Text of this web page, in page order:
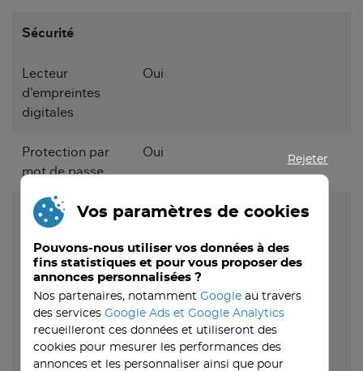
Sécurité
Lecteur
d'empreintes
digitales
Oui
Protection par
mot de passe
Oui
Protection avec
mot de passe
BIOS, Bouton marche
Certificats de
conformité
CCC, RoHS, Federal
Communications Commission
(FCC), CE, BSMI
Rejeter
Vos paramètres de cookies
Pouvons-nous utiliser vos données à des
fins statistiques et pour vous proposer des
annonces personnalisées ?
Nos partenaires, notamment Google au travers
des services Google Ads et Google Analytics
recueilleront ces données et utiliseront des
cookies pour mesurer les performances des
annonces et les personnaliser ainsi que pour